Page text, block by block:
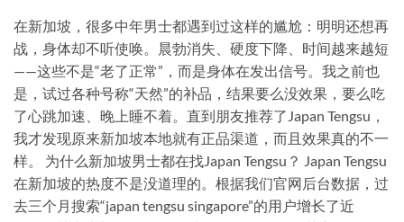
在新加坡，很多中年男士都遇到过这样的尴尬：明明还想再
战，身体却不听使唤。晨勃消失、硬度下降、时间越来越短
——这些不是“老了正常”，而是身体在发出信号。我之前也
是，试过各种号称“天然”的补品，结果要么没效果，要么吃
了心跳加速、晚上睡不着。直到朋友推荐了Japan Tengsu，
我才发现原来新加坡本地就有正品渠道，而且效果真的不一
样。 为什么新加坡男士都在找Japan Tengsu？ Japan Tengsu
在新加坡的热度不是没道理的。根据我们官网后台数据，过
去三个月搜索“japan tengsu singapore”的用户增长了近